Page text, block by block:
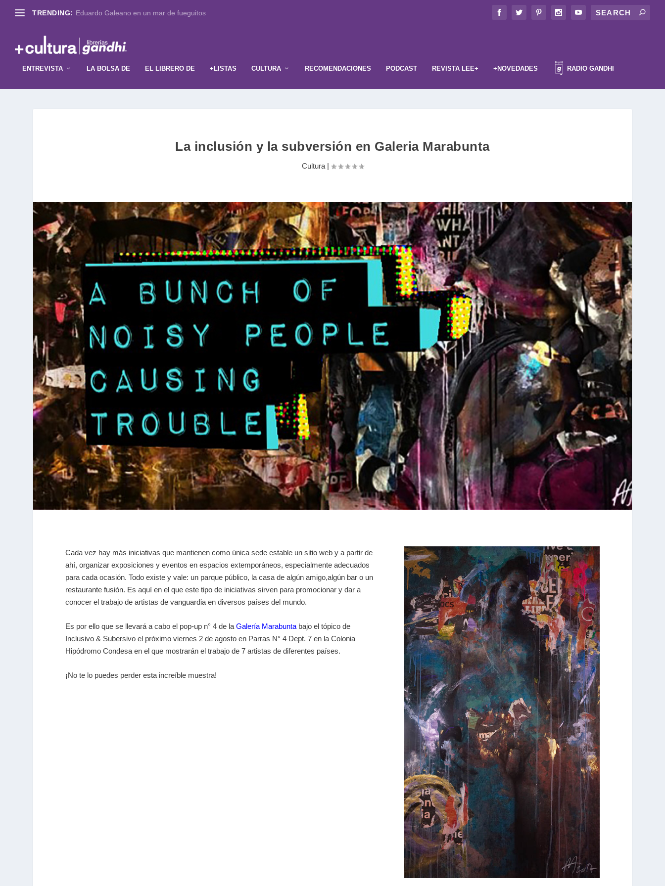
TRENDING: Eduardo Galeano en un mar de fueguitos
ENTREVISTA LA BOLSA DE EL LIBRERO DE +LISTAS CULTURA RECOMENDACIONES PODCAST REVISTA LEE+ +NOVEDADES RADIO GANDHI
La inclusión y la subversión en Galeria Marabunta
Cultura|
Cada vez hay más iniciativas que mantienen como única sede estable un sitio web y a partir de
ahí, organizar exposiciones y eventos en espacios extemporáneos, especialmente adecuados
para cada ocasión. Todo existe y vale: un parque público, la casa de algún amigo,algún bar o un
restaurante fusión. Es aquí en el que este tipo de iniciativas sirven para promocionar y dar a
conocer el trabajo de artistas de vanguardia en diversos países del mundo.
Es por ello que se llevará a cabo el pop-up n° 4 de la Galería Marabunta bajo el tópico de
Inclusivo & Subersivo el próximo viernes 2 de agosto en Parras N° 4 Dept. 7 en la Colonia
Hipódromo Condesa en el que mostrarán el trabajo de 7 artistas de diferentes países.
¡No te lo puedes perder esta increíble muestra!